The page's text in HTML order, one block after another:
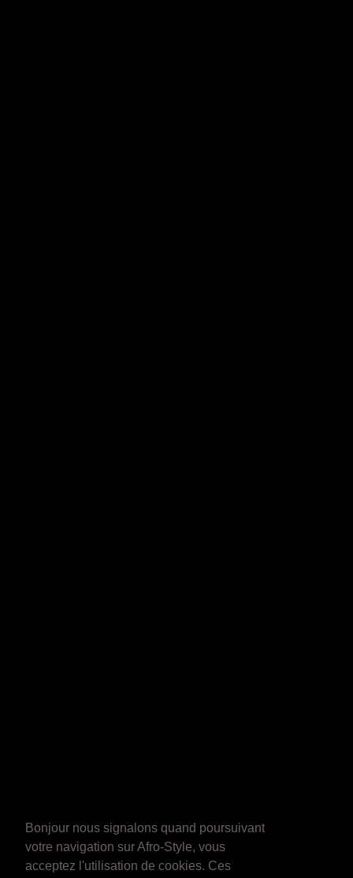
Bonjour nous signalons quand poursuivant
votre navigation sur Afro-Style, vous
acceptez l'utilisation de cookies. Ces